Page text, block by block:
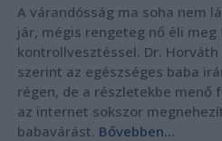
A várandósság ma soha nem
jár, mégis rengeteg nő éli
kontrollvesztéssel. Dr.
szerint az egészséges baba
régen, de a részletekbe menő
az internet sokszor
babavárást. Bővebben...